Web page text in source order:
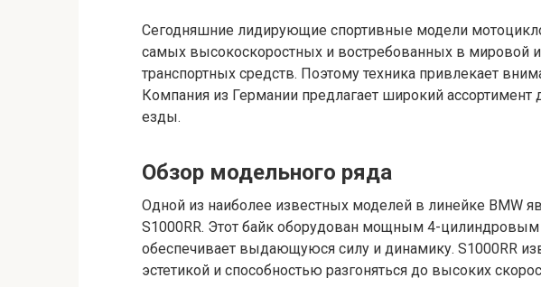
Сегодняшние лидирующие спортивные модели
самых высокоскоростных и востребованных в мировой
транспортных средств. Поэтому техника привлекает
Компания из Германии предлагает широкий ассортимент
езды.
Обзор модельного ряда
Одной из наиболее известных моделей в линейке BMW
S1000RR. Этот байк оборудован мощным 4-
обеспечивает выдающуюся силу и динамику. S1000RR
эстетикой и способностью разгоняться до высоких